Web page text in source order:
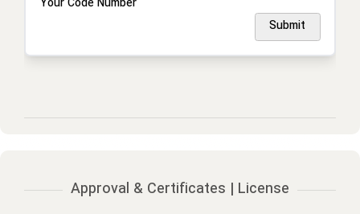
Your Code Number
Submit
Approval & Certificates | License